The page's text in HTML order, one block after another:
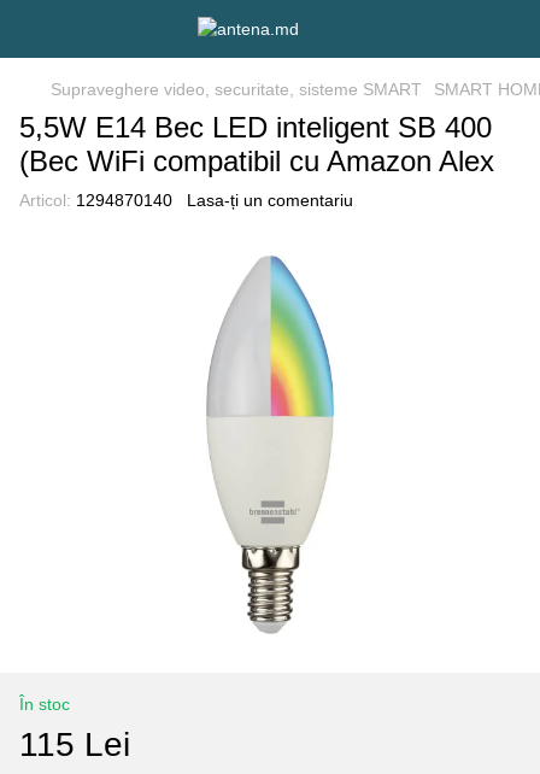
Supraveghere video, securitate, sisteme SMART SMART
5,5W E14 Bec LED inteligent SB 400
(Bec WiFi compatibil cu Amazon Alex
Articol: 1294870140 Lasa-ți un comentariu
În stoc
115 Lei